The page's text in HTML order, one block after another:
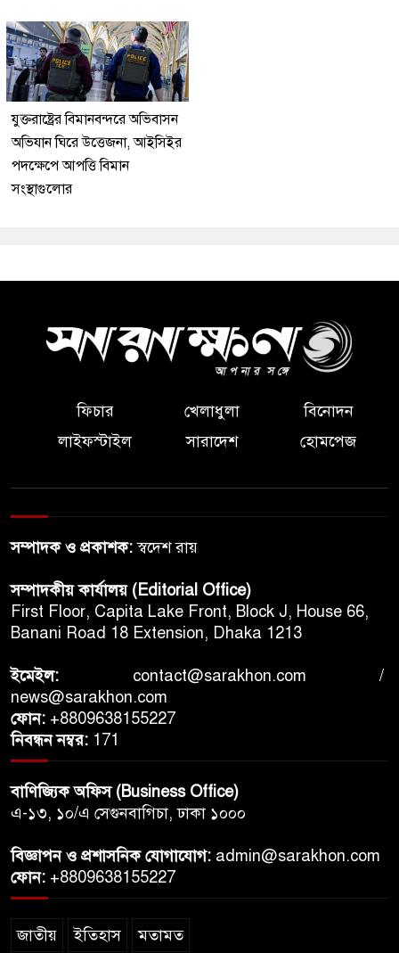
যুক্তরাষ্ট্রের বিমানবন্দরে অভিবাসন
অভিযান ঘিরে উত্তেজনা, আইসিইর
পদক্ষেপে আপত্তি বিমান
সংস্থাগুলোর
ফিচার খেলাধুলা
বিনোদন
লাইফস্টাইল
সারাদেশ হোমপেজ
সম্পাদক ও প্রকাশক:স্বদেশ রায়
সম্পাদকীয় কার্যালয় (Editorial Office)
First Floor, Capita Lake Front, Block J, House 66,
Banani Road 18 Extension, Dhaka 1213
ইমেইল: contact@sarakhon.com /
news@sarakhon.com
ফোন: +8809638155227
নিবন্ধন নম্বর: 171
বাণিজ্যিক অফিস (Business Office)
এ-১৩, ১০/এ সেগুনবাগিচা, ঢাকা ১০০০
বিজ্ঞাপন ও প্রশাসনিক যোগাযোগ: admin@sarakhon.com
ফোন: +8809638155227
জাতীয় ইতিহাস মতামত